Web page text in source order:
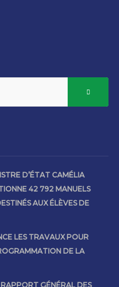
D’ÉTAT CAMÉLIA
42 792 MANUELS
AUX ÉLÈVES DE
LES TRAVAUX POUR
DE LA
GÉNÉRAL DES